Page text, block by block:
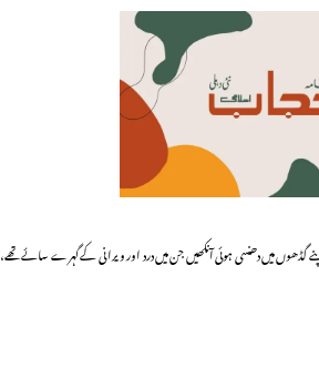
گڈھوں میں دھنسی ہوئی آنکھیں جن میں درد اور ویرانی کے گہرے سائے تھے،